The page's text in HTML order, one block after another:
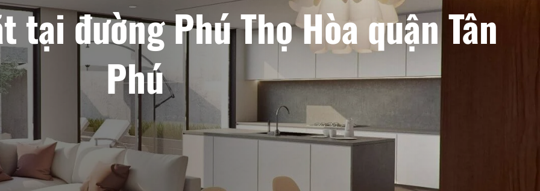
tại đường Phú Thọ Hòa quận Tân
Phú